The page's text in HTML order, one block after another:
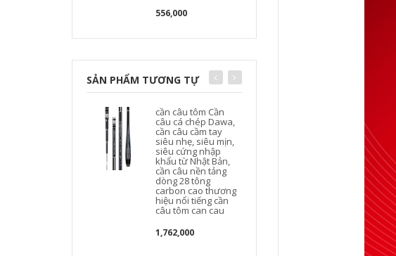
556,000
SẢN PHẨM TƯƠNG TỰ
cần câu tôm Cần
câu cá chép Dawa,
cần câu cầm tay
siêu nhẹ, siêu mịn,
siêu cứng nhập
khẩu từ Nhật Bản,
cần câu nền tảng
dòng 28 tông
carbon cao thương
hiệu nổi tiếng cần
câu tôm can cau
1,762,000
Câu Tay Cần Siêu
Nhẹ Và Siêu Cứng
Người Mới Phần
Ngắn Dòng Cần Câu
Cá Bộ Dụng Cụ Tiếp
Liệu Cần Câu Cá
Bàn Câu Cá cần câu
cá shimano cần câu
cần shimano Cần